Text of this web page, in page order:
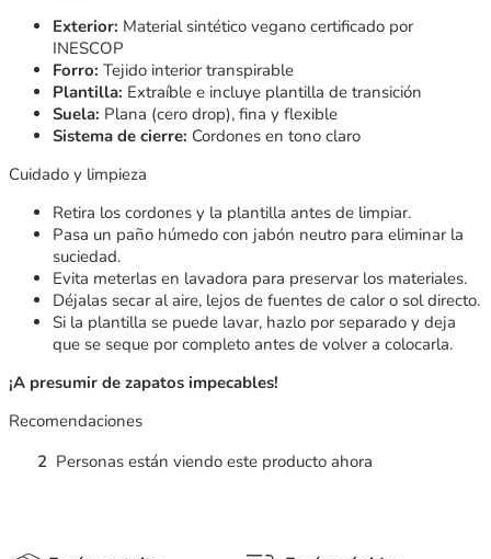
Exterior: Material sintético vegano certificado por
INESCOP
Forro: Tejido interior transpirable
Plantilla: Extraíble e incluye plantilla de transición
Suela: Plana (cero drop), fina y flexible
Sistema de cierre: Cordones en tono claro
Cuidado y limpieza
Retira los cordones y la plantilla antes de limpiar.
Pasa un paño húmedo con jabón neutro para eliminar la
suciedad.
Evita meterlas en lavadora para preservar los materiales.
Déjalas secar al aire, lejos de fuentes de calor o sol directo.
Si la plantilla se puede lavar, hazlo por separado y deja
que se seque por completo antes de volver a colocarla.
¡A presumir de zapatos impecables!
Recomendaciones
2 Personas están viendo este producto ahora